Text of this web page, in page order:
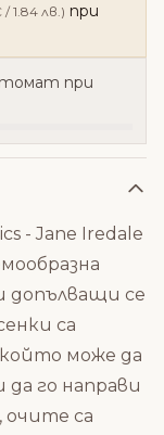
1.84 лв.) при
при
- Jane Iredale
допълващи се
са
може да
го направи
очите са